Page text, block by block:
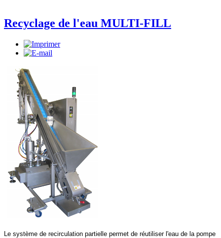
Recyclage de l'eau MULTI-FILL
Le système de recirculation partielle permet de réutiliser l'eau de la pompe